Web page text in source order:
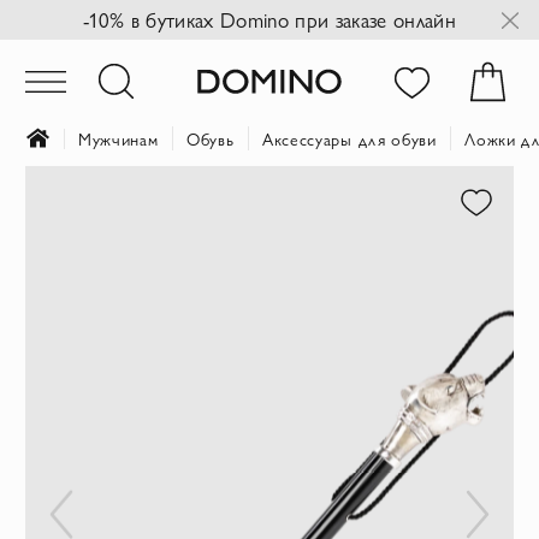
-10% в бутиках Domino при заказе онлайн
Мужчинам Обувь Аксессуары для обуви Ложки